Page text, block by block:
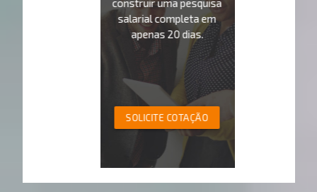
construir uma pesquisa
salarial completa em
apenas 20 dias.
SOLICITE COTAÇÃO